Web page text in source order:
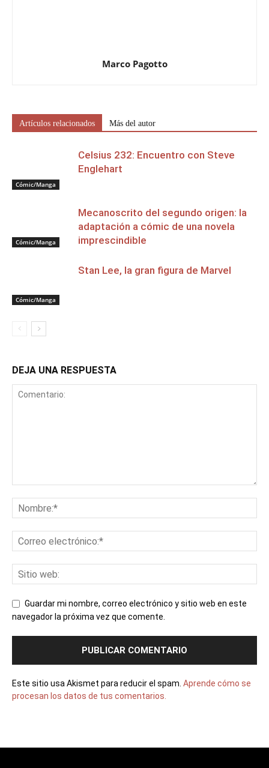
Marco Pagotto
Artículos relacionados Más del autor
Cómic/Manga
Celsius 232: Encuentro con Steve
Englehart
Cómic/Manga
Mecanoscrito del segundo origen: la
adaptación a cómic de una novela
imprescindible
Cómic/Manga
Stan Lee, la gran figura de Marvel
DEJA UNA RESPUESTA
Guardar mi nombre, correo electrónico y sitio web en este
navegador la próxima vez que comente.
Este sitio usa Akismet para reducir el spam. Aprende cómo se
procesan los datos de tus comentarios.